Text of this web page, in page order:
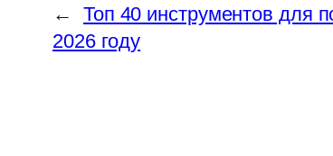
←
Топ 40 инструментов для
2026 году